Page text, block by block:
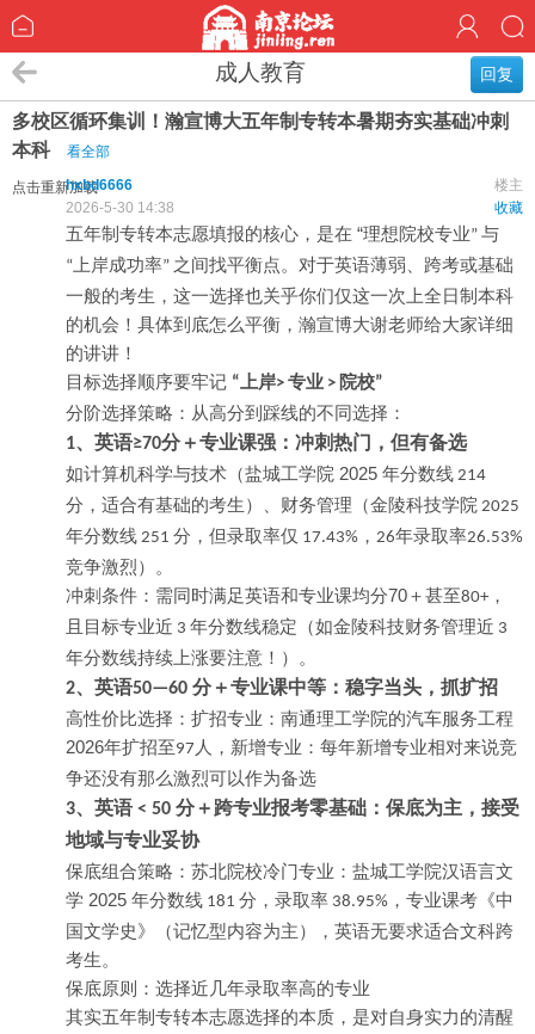
回复
成人教育
多校区循环集训！瀚宣博大五年制专转本暑期夯实基础冲刺
本科
看全部
点击重新加载 楼主
hxbd6666
收藏
2026-5-30 14:38
五年制专转本志愿填报的核心，是在 “理想院校专业” 与
“ 上岸成功率” 之间找平衡点。对于英语薄弱、跨考或基础
一般的考生，这一选择也关乎你们仅这一次上全日制本科
的机会！具体到底怎么平衡，瀚宣博大谢老师给大家详细
的讲讲！
目标选择顺序要牢记 “ 上岸> 专业 > 院校”
分阶选择策略：从高分到踩线的不同选择：
1、英语≥70分＋专业课强：冲刺热门，但有备选
如计算机科学与技术（盐城工学院 2025 年分数线 214
分，适合有基础的考生）、财务管理（金陵科技学院 2025
年分数线 251 分，但录取率仅 17.43% ， 26年录取率26.53%
竞争激烈）。
冲刺条件：需同时满足英语和专业课均分70＋甚至80+ ，
且目标专业近 3 年分数线稳定（如金陵科技财务管理近 3
年分数线持续上涨要注意！）。
2、英语50—60 分＋专业课中等：稳字当头，抓扩招
高性价比选择：扩招专业：南通理工学院的汽车服务工程
2026年扩招至97 人，新增专业：每年新增专业相对来说竞
争还没有那么激烈可以作为备选
3、英语 < 50 分＋跨专业报考零基础：保底为主，接受
地域与专业妥协
保底组合策略：苏北院校冷门专业：盐城工学院汉语言文
学 2025 年分数线 181 分，录取率 38.95% ，专业课考《中
国文学史》（记忆型内容为主），英语无要求适合文科跨
考生。
保底原则：选择近几年录取率高的专业
其实五年制专转本志愿选择的本质，是对自身实力的清醒